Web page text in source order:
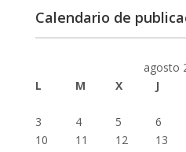
Calendario de
agosto
L
M X J
3
4 5 6
10
11 12 13